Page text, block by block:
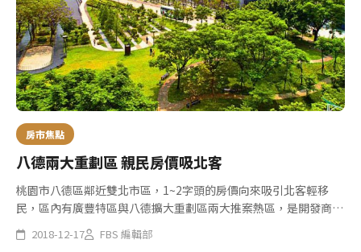
房市焦點
八德兩大重劃區 親民房價吸北客
桃園市八德區鄰近雙北市區，1~2字頭的房價向來吸引北客輕移
民，區內有廣豐特區與八德擴大重劃區兩大推案熱區，是開發商重
點開發重劃區，也是購屋指名度最高的生活圈之一，指標推案有廣
豐特區的「桃大誠」，以及八德擴大重劃區的「雲景景森」、「佳
2018-12-17 FBS 編輯部